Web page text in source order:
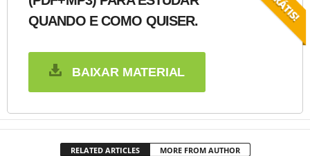
QUANDO E COMO QUISER.
BAIXAR MATERIAL
RELATED ARTICLES MORE FROM AUTHOR